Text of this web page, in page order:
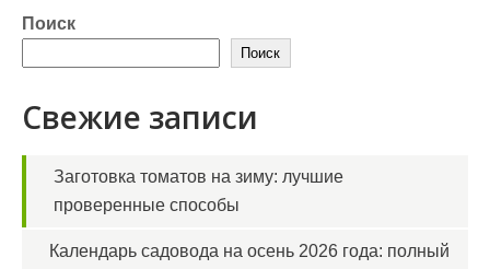
Поиск
Поиск
Свежие записи
Заготовка томатов на зиму: лучшие
проверенные способы
Календарь садовода на осень 2026 года: полный